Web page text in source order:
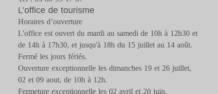
L’office de tourisme
Horaires d’ouverture
L'office est ouvert du mardi au samedi de 10h à 12h30 et
de 14h à 17h30, et jusqu'à 18h du 15 juillet au 14 août.
Fermé les jours fériés.
Ouverture exceptionnelle les dimanches 19 et 26 juillet,
02 et 09 aout, de 10h à 12h.
Fermeture exceptionnelle les 02 avril et 20 juin.